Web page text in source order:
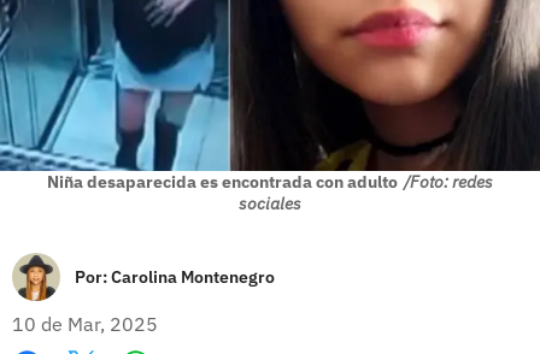
Niña desaparecida es encontrada con adulto /Foto: redes
sociales
Por:Carolina Montenegro
10 de Mar, 2025